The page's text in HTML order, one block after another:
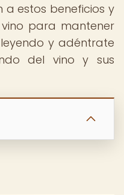
estos beneficios y
para mantener
y adéntrate
del vino y sus